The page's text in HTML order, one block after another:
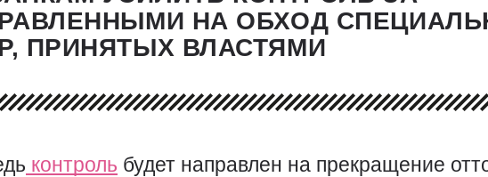
НА ОБХОД
ПРИНЯТЫХ ВЛАСТЯМИ
контроль будет направлен на прекращение